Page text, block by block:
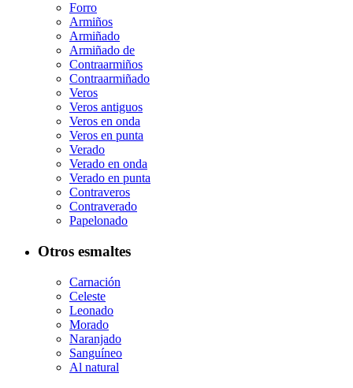
Forro
Armiños
Armiñado
Armiñado de
Contraarmiños
Contraarmiñado
Veros
Veros antiguos
Veros en onda
Veros en punta
Verado
Verado en onda
Verado en punta
Contraveros
Contraverado
Papelonado
Otros esmaltes
Carnación
Celeste
Leonado
Morado
Naranjado
Sanguíneo
Al natural